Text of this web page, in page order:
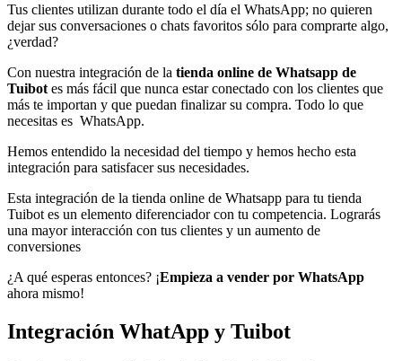
Tus clientes utilizan durante todo el día el WhatsApp; no quieren
dejar sus conversaciones o chats favoritos sólo para comprarte algo,
¿verdad?
Con nuestra integración de la tienda online de Whatsapp de
Tuibot es más fácil que nunca estar conectado con los clientes que
más te importan y que puedan finalizar su compra. Todo lo que
necesitas es WhatsApp.
Hemos entendido la necesidad del tiempo y hemos hecho esta
integración para satisfacer sus necesidades.
Esta integración de la tienda online de Whatsapp para tu tienda
Tuibot es un elemento diferenciador con tu competencia. Lograrás
una mayor interacción con tus clientes y un aumento de
conversiones
¿A qué esperas entonces? ¡Empieza a vender por WhatsApp
ahora mismo!
Integración WhatApp y Tuibot